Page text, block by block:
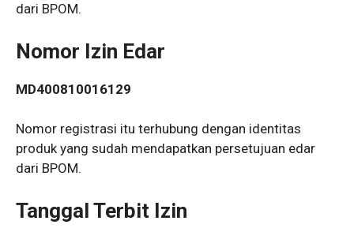
dari BPOM.
Nomor Izin Edar
MD400810016129
Nomor registrasi itu terhubung dengan identitas
produk yang sudah mendapatkan persetujuan edar
dari BPOM.
Tanggal Terbit Izin